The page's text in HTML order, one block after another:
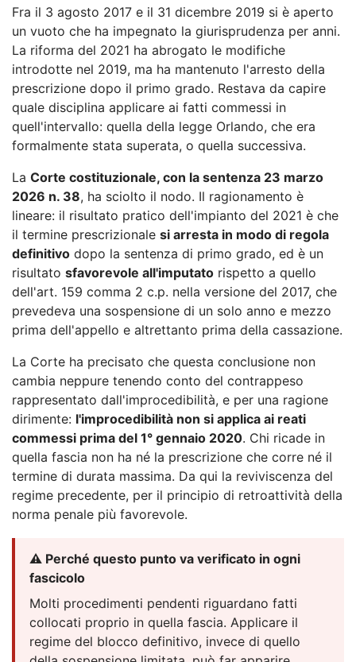
Fra il 3 agosto 2017 e il 31 dicembre 2019 si è aperto
un vuoto che ha impegnato la giurisprudenza per anni.
La riforma del 2021 ha abrogato le modifiche
introdotte nel 2019, ma ha mantenuto l'arresto della
prescrizione dopo il primo grado. Restava da capire
quale disciplina applicare ai fatti commessi in
quell'intervallo: quella della legge Orlando, che era
formalmente stata superata, o quella successiva.
La Corte costituzionale, con la sentenza 23 marzo
2026 n. 38, ha sciolto il nodo. Il ragionamento è
lineare: il risultato pratico dell'impianto del 2021 è che
il termine prescrizionale si arresta in modo di regola
definitivo dopo la sentenza di primo grado, ed è un
risultato sfavorevole all'imputato rispetto a quello
dell'art. 159 comma 2 c.p. nella versione del 2017, che
prevedeva una sospensione di un solo anno e mezzo
prima dell'appello e altrettanto prima della cassazione.
La Corte ha precisato che questa conclusione non
cambia neppure tenendo conto del contrappeso
rappresentato dall'improcedibilità, e per una ragione
dirimente: l'improcedibilità non si applica ai reati
commessi prima del 1° gennaio 2020. Chi ricade in
quella fascia non ha né la prescrizione che corre né il
termine di durata massima. Da qui la reviviscenza del
regime precedente, per il principio di retroattività della
norma penale più favorevole.
⚠️ Perché questo punto va verificato in ogni
fascicolo
Molti procedimenti pendenti riguardano fatti
collocati proprio in quella fascia. Applicare il
regime del blocco definitivo, invece di quello